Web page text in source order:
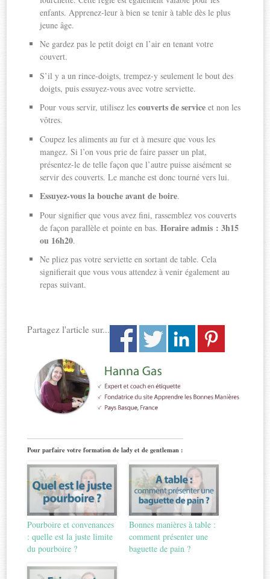
enfants. Apprenez-leur à bien se tenir à table dès le plus
jeune âge.
Ne gardez pas le petit doigt en l’air en tenant votre
couvert.
S’il y a un rince-doigts, trempez-y seulement le bout des
doigts, puis essuyez-vous avec votre serviette.
Pour vous servir, utilisez lescouverts de service et non les
vôtres.
Coupez les aliments au fur et à mesure que vous les
mangez. Si l’on vous prie de faire passer un plat,
présentez-le de telle façon que l’autre puisse aisément se
servir des couverts. Le manche est donc tourné vers lui.
Essuyez-vous la bouche avant de boire.
Pour signifier que vous avez fini, rassemblez vos couverts
de façon parallèle et pointe en bas.Horaire admis : 3h15
ou 16h20.
Ne pliez pas votre serviette en sortant de table. Cela
signifierait que vous vous attendez à venir également au
repas suivant.
Partagez l'article sur...
Pour parfaire votre formation de lady et de gentleman :
Pourboire et convenances
: quelle est la juste limite
du pourboire ?
Bonnes manières à table :
comment présenter une
baguette de pain ?